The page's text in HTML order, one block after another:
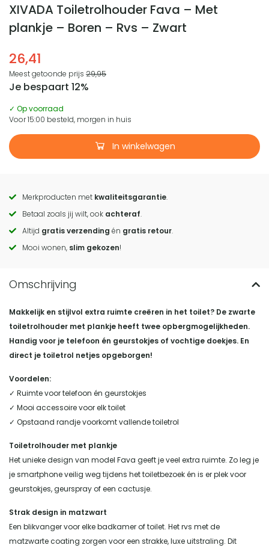
XIVADA Toiletrolhouder Fava – Met
plankje – Boren – Rvs – Zwart
26,41
Meest getoonde prijs 29,95
Je bespaart 12%
✓ Op voorraad
Voor 15:00 besteld, morgen in huis
In winkelwagen
Call
to
actions
Merkproducten met kwaliteitsgarantie.
Betaal zoals jij wilt, ook achteraf.
Altijd gratis verzending én gratis retour.
Mooi wonen, slim gekozen!
Makkelijk en stijlvol extra ruimte creëren in het toilet? De zwarte
toiletrolhouder met plankje heeft twee opbergmogelijkheden.
Handig voor je telefoon én geurstokjes of vochtige doekjes. En
direct je toiletrol netjes opgeborgen!
Voordelen:
✓ Ruimte voor telefoon én geurstokjes
✓ Mooi accessoire voor elk toilet
✓ Opstaand randje voorkomt vallende toiletrol
Toiletrolhouder met plankje
Het unieke design van model Fava geeft je veel extra ruimte. Zo leg je
je smartphone veilig weg tijdens het toiletbezoek én is er plek voor
geurstokjes, geurspray of een cactusje.
Strak design in matzwart
Een blikvanger voor elke badkamer of toilet. Het rvs met de
matzwarte coating zorgen voor een strakke, luxe uitstraling. Dit